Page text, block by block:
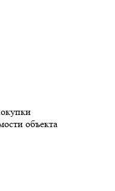
объекта